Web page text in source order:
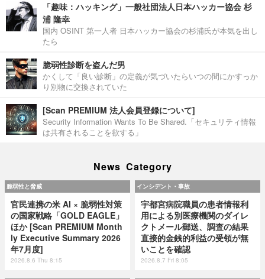
「趣味：ハッキング」一般社団法人日本ハッカー協会 杉
浦 隆幸
国内 OSINT 第一人者 日本ハッカー協会の杉浦氏が本気を出し
たら
脆弱性診断を盗んだ男
かくして「良い診断」の定義が気づいたらいつの間にかすっか
り別物に交換されていた
[Scan PREMIUM 法人会員登録について]
Security Information Wants To Be Shared.「セキュリティ情報
は共有されることを欲する」
News Category
脆弱性と脅威
官民連携の米 AI × 脆弱性対策
の国家戦略「GOLD EAGLE」
ほか [Scan PREMIUM Month
ly Executive Summary 2026
年7月度]
2026.8.6 Thu 8:15
インシデント・事故
宇都宮病院職員の患者情報利
用による別医療機関のダイレ
クトメール郵送、調査の結果
直接的金銭的利益の受領が無
いことを確認
2026.8.7 Fri 8:05